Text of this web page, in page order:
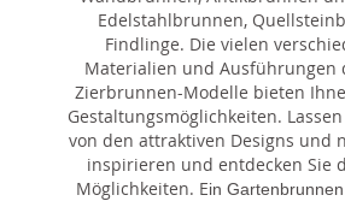
Edelstahlbrunnen,
Findlinge. Die vielen
Materialien und Ausführungen
Zierbrunnen-Modelle bieten
Gestaltungsmöglichkeiten.
von den attraktiven Designs und
inspirieren und entdecken Sie
Möglichkeiten. Ein